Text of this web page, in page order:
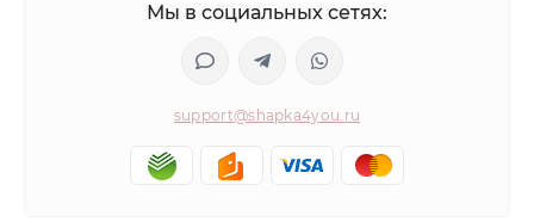
Мы в социальных сетях:
support@shapka4you.ru